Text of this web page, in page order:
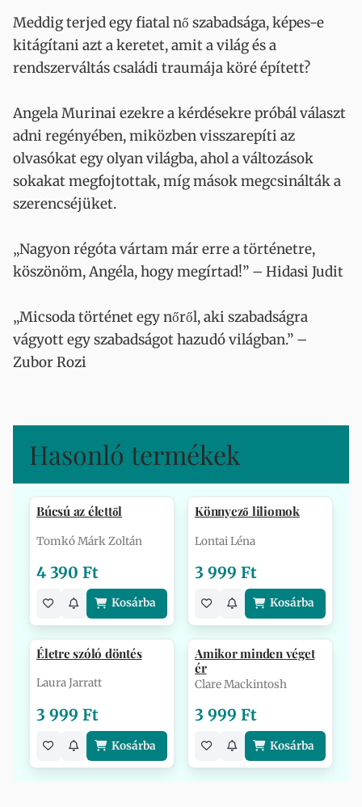
Meddig terjed egy fiatal nő szabadsága, képes-e
kitágítani azt a keretet, amit a világ és a
rendszerváltás családi traumája köré épített?
Angela Murinai ezekre a kérdésekre próbál választ
adni regényében, miközben visszarepíti az
olvasókat egy olyan világba, ahol a változások
sokakat megfojtottak, míg mások megcsinálták a
szerencséjüket.
„Nagyon régóta vártam már erre a történetre,
köszönöm, Angéla, hogy megírtad!” – Hidasi Judit
„Micsoda történet egy nőről, aki szabadságra
vágyott egy szabadságot hazudó világban.” –
Zubor Rozi
Hasonló termékek
Búcsú az élettől
Tomkó Márk Zoltán
4 390 Ft
Kosárba
Könnyező liliomok
Lontai Léna
3 999 Ft
Kosárba
Életre szóló döntés
Laura Jarratt
3 999 Ft
Kosárba
Amikor minden véget
ér
Clare Mackintosh
3 999 Ft
Kosárba